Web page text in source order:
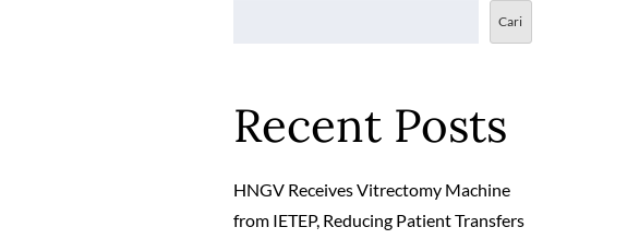
Cari
Recent Posts
HNGV Receives Vitrectomy Machine
from IETEP, Reducing Patient Transfers